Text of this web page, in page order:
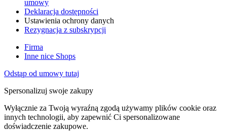
umowy
Deklaracja dostępności
Ustawienia ochrony danych
Rezygnacja z subskrypcji
Firma
Inne nice Shops
Odstąp od umowy tutaj
Spersonalizuj swoje zakupy
Wyłącznie za Twoją wyraźną zgodą używamy plików cookie oraz
innych technologii, aby zapewnić Ci spersonalizowane
doświadczenie zakupowe.